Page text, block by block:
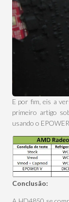
E por fim, eis a
primeiro artigo
usando o
Conclusão: